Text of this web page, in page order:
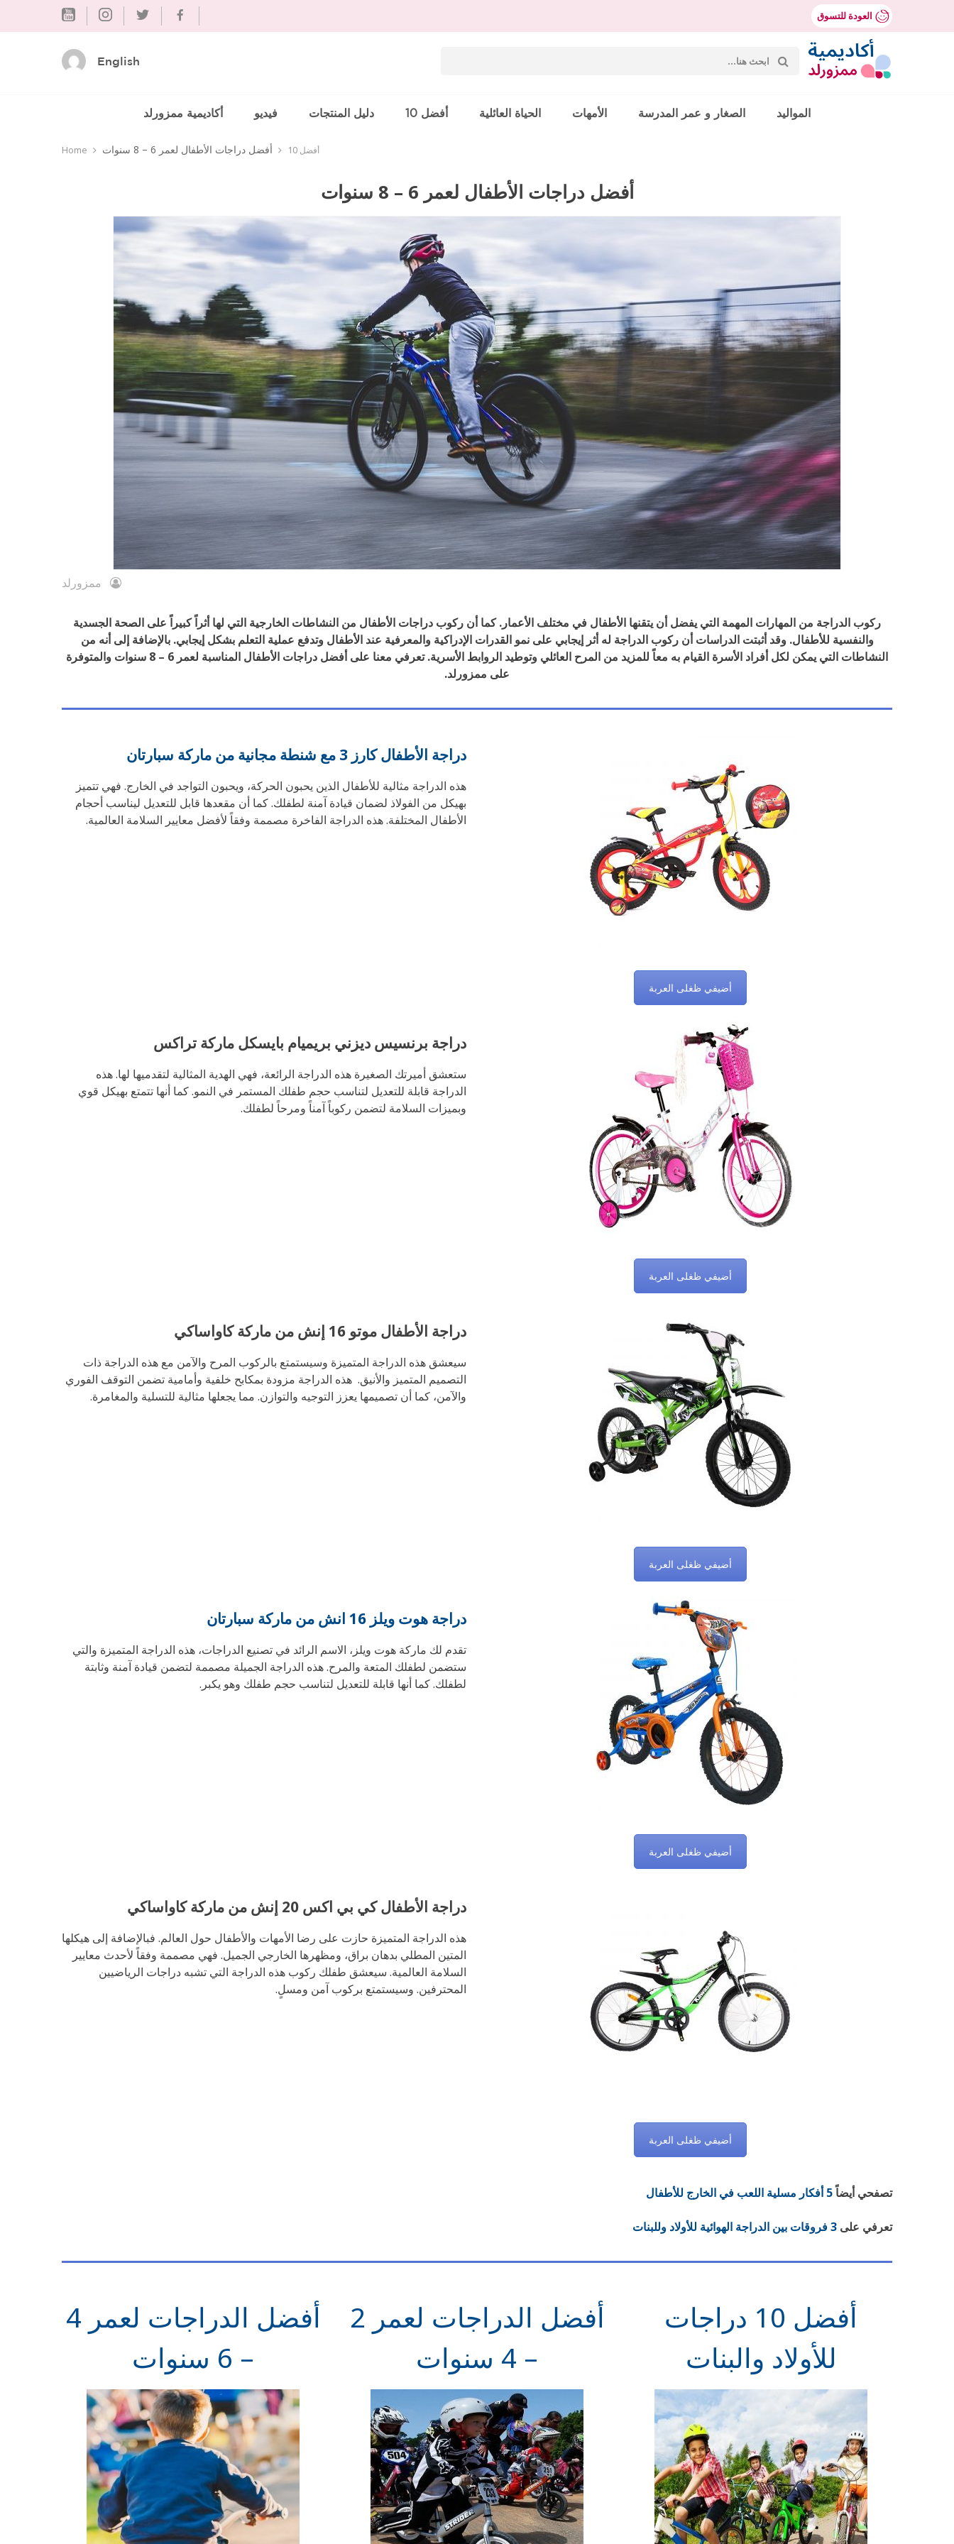
العودة للتسوق
بحث
عن:
English
المواليد الصغار و عمر المدرسة الأمهات الحياة العائلية أفضل 10 دليل المنتجات فيديو أكاديمية ممزورلد
Home أفضل 10 أفضل دراجات الأطفال لعمر 6 – 8 سنوات
أفضل دراجات الأطفال لعمر 6 – 8 سنوات
ممزورلد
ركوب الدراجة من المهارات المهمة التي يفضل أن يتقنها الأطفال في مختلف الأعمار. كما أن ركوب دراجات الأطفال من النشاطات الخارجية التي لها أثراً كبيراً على الصحة الجسدية
والنفسية للأطفال. وقد أثبتت الدراسات أن ركوب الدراجة له أثر إيجابي على نمو القدرات الإدراكية والمعرفية عند الأطفال وتدفع عملية التعلم بشكل إيجابي. بالإضافة إلى أنه من
النشاطات التي يمكن لكل أفراد الأسرة القيام به معاً للمزيد من المرح العائلي وتوطيد الروابط الأسرية. تعرفي معنا على أفضل دراجات الأطفال المناسبة لعمر 6 – 8 سنوات والمتوفرة
على ممزورلد.
دراجة الأطفال كارز 3 مع شنطة مجانية من ماركة سبارتان
هذه الدراجة مثالية للأطفال الذين يحبون الحركة، ويحبون التواجد في الخارج. فهي تتميز
بهيكل من الفولاذ لضمان قيادة آمنة لطفلك. كما أن مقعدها قابل للتعديل ليناسب أحجام
الأطفال المختلفة. هذه الدراجة الفاخرة مصممة وفقاً لأفضل معايير السلامة العالمية.
أضيفي ظغلى العربة
دراجة برنسيس ديزني بريميام بايسكل ماركة تراكس
ستعشق أميرتك الصغيرة هذه الدراجة الرائعة، فهي الهدية المثالية لتقدميها لها. هذه
الدراجة قابلة للتعديل لتناسب حجم طفلك المستمر في النمو. كما أنها تتمتع بهيكل قوي
وبميزات السلامة لتضمن ركوباً آمناً ومرحاً لطفلك.
أضيفي ظغلى العربة
دراجة الأطفال موتو 16 إنش من ماركة كاواساكي
سيعشق هذه الدراجة المتميزة وسيستمتع بالركوب المرح والآمن مع هذه الدراجة ذات
التصميم المتميز والأنيق. هذه الدراجة مزودة بمكابح خلفية وأمامية تضمن التوقف الفوري
والآمن، كما أن تصميمها يعزز التوجيه والتوازن. مما يجعلها مثالية للتسلية والمغامرة.
أضيفي ظغلى العربة
دراجة هوت ويلز 16 انش من ماركة سبارتان
تقدم لك ماركة هوت ويلز، الاسم الرائد في تصنيع الدراجات، هذه الدراجة المتميزة والتي
ستضمن لطفلك المتعة والمرح. هذه الدراجة الجميلة مصممة لتضمن قيادة آمنة وثابتة
لطفلك. كما أنها قابلة للتعديل لتناسب حجم طفلك وهو يكبر.
أضيفي ظغلى العربة
دراجة الأطفال كي بي اكس 20 إنش من ماركة كاواساكي
هذه الدراجة المتميزة حازت على رضا الأمهات والأطفال حول العالم. فبالإضافة إلى هيكلها
المتين المطلي بدهان براق، ومظهرها الخارجي الجميل. فهي مصممة وفقاً لأحدث معايير
السلامة العالمية. سيعشق طفلك ركوب هذه الدراجة التي تشبه دراجات الرياضيين
المحترفين. وسيستمتع بركوب آمن ومسلٍ.
أضيفي ظغلى العربة
تصفحي أيضاً5 أفكار مسلية اللعب في الخارج للأطفال
تعرفي على 3 فروقات بين الدراجة الهوائية للأولاد وللبنات
أفضل الدراجات لعمر 4
– 6 سنوات
أفضل الدراجات لعمر 2
– 4 سنوات
أفضل 10 دراجات
للأولاد والبنات